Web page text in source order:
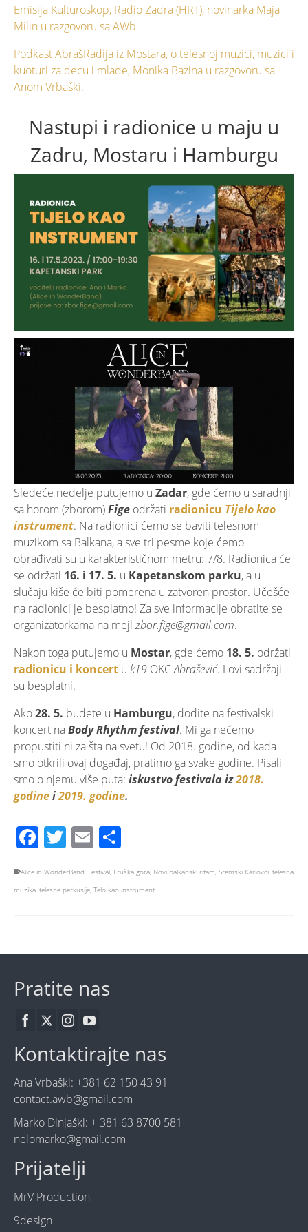
Emisija Kulturoskop, Radio Zadra (HRT), novinarka Maja
Milin u razgovoru sa AWb.
Podkast AbrašRadija iz Mostara, o telesnoj muzici, muzici i
kuoturi za decu i mlade, Monika Bazina u razgovoru sa
Anom Vrbaški.
Nastupi i radionice u maju u
Zadru, Mostaru i Hamburgu
Sledeće nedelje putujemo u Zadar, gde ćemo u saradnji
sa horom (zborom)Fige održati radionicu Tijelo kao
instrument. Na radionici ćemo se baviti telesnom
muzikom sa Balkana, a sve tri pesme koje ćemo
obrađivati su u karakterističnom metru: 7/8. Radionica će
se održati 16. i 17. 5. u Kapetanskom parku, a u
slučaju kiše će biti pomerena u zatvoren prostor. Učešće
na radionici je besplatno! Za sve informacije obratite se
organizatorkama na mejl zbor.fige@gmail.com.
Nakon toga putujemo u Mostar, gde ćemo 18. 5. održati
radionicu i koncert u k19 OKCAbrašević. I ovi sadržaji
su besplatni.
Ako28. 5. budete u Hamburgu, dođite na festivalski
koncert naBody Rhythmfestival. Mi ga nećemo
propustiti ni za šta na svetu! Od 2018. godine, od kada
smo otkrili ovaj događaj, pratimo ga svake godine. Pisali
smo o njemu više puta: iskustvo festivala iz2018.
godinei2019. godine.
Facebook
Twitter
Email
Alice in WonderBand, Festival, Fruška gora, Novi balkanski ritam, Sremski Karlovci, telesna
muzika, telesne perkusije, Telo kao instrument
Pratite nas
Kontaktirajte nas
Ana Vrbaški: +381 62 150 43 91
contact.awb@gmail.com
Marko Dinjaški: + 381 63 8700 581
nelomarko@gmail.com
Prijatelji
MrV Production
9design